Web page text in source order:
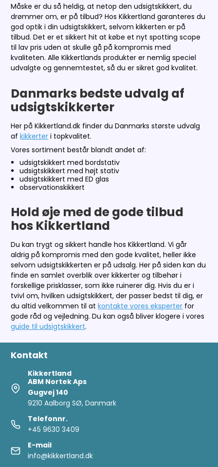
Måske er du så heldig, at netop den udsigtskikkert, du
drømmer om, er på tilbud? Hos Kikkertland garanteres du
god optik i din udsigtskikkert, selvom kikkerten er på
tilbud. Det er et sikkert hit at købe et nyt spotting scope
til lav pris uden at skulle gå på kompromis med
kvaliteten. Alle Kikkertlands produkter er nemlig speciel
udvalgte og gennemtestet, så du er sikret god kvalitet.
Danmarks bedste udvalg af
udsigtskikkerter
Her på Kikkertland.dk finder du Danmarks største udvalg
afkikkerter i topkvalitet.
Vores sortiment består blandt andet af:
udsigtskikkert med bordstativ
udsigtskikkert med højt stativ
udsigtskikkert med ED glas
observationskikkert
Hold øje med de gode tilbud
hos Kikkertland
Du kan trygt og sikkert handle hos Kikkertland. Vi går
aldrig på kompromis med den gode kvalitet, heller ikke
selvom udsigtskikkerten er på udsalg. Her på siden kan du
finde en samlet overblik over kikkerter og tilbehør i
forskellige prisklasser, som ikke ruinerer dig. Hvis du er i
tvivl om, hvilken udsigtskikkert, der passer bedst til dig, er
du altid velkommen til atkontakte vores eksperter for
gode råd og vejledning. Du kan også bliver klogere i vores
guide til udsigtskikkert.
Kontakt
Kikkertland
ABM Nortek Aps
Gugvej 140
9210 Aalborg SØ, Danmark
Telefonnr.
+45 9630 3409
E-mail
info@kikkertland.dk